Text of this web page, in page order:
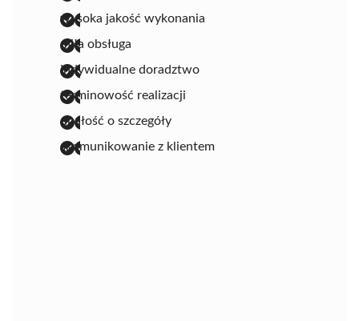
wysoka jakość wykonania
miła obsługa
indywidualne doradztwo
terminowość realizacji
dbałość o szczegóły
skomunikowanie z klientem